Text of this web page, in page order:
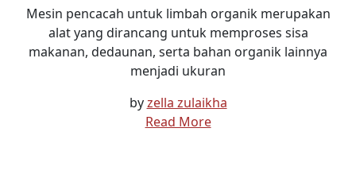
Mesin pencacah untuk limbah organik merupakan
alat yang dirancang untuk memproses sisa
makanan, dedaunan, serta bahan organik lainnya
menjadi ukuran
byzella zulaikha
Read More